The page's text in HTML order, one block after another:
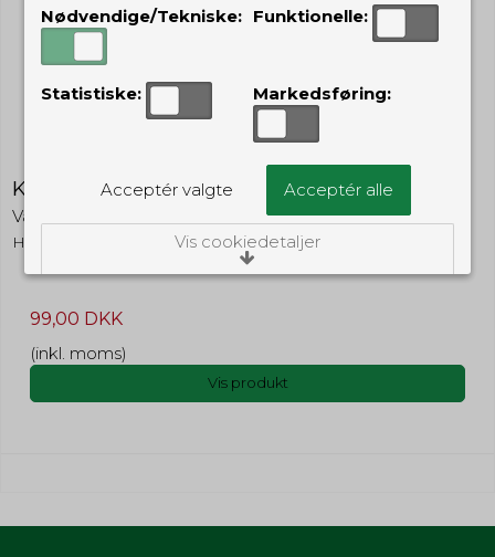
Kliktæller - SORT
VagtShop
HT1BK
99,00 DKK
(inkl. moms)
Vis produkt
Nødvendige/Tekniske: Funktionelle:
Statistiske: Markedsføring:
Acceptér valgte Acceptér alle
Vis cookiedetaljer
Tekniske cookies er nødvendige for, at langt
skal. Som navnet angiver, har de kun teknisk
betydning og dermed ikke nogen
indvirkning på din privatsfære, idet de ikke
registrerer, hvad du søger efter på andre